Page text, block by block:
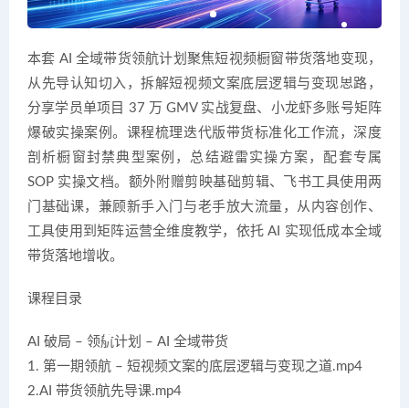
本套 AI 全域带货领航计划聚焦短视频橱窗带货落地变现，
从先导认知切入，拆解短视频文案底层逻辑与变现思路，
分享学员单项目 37 万 GMV 实战复盘、小龙虾多账号矩阵
爆破实操案例。课程梳理迭代版带货标准化工作流，深度
剖析橱窗封禁典型案例，总结避雷实操方案，配套专属
SOP 实操文档。额外附赠剪映基础剪辑、飞书工具使用两
门基础课，兼顾新手入门与老手放大流量，从内容创作、
工具使用到矩阵运营全维度教学，依托 AI 实现低成本全域
带货落地增收。
课程目录
AI 破局 – 领航计划 – AI 全域带货
1. 第一期领航 – 短视频文案的底层逻辑与变现之道.mp4
2.AI 带货领航先导课.mp4